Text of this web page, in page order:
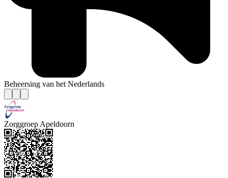
Beheersing van het Nederlands
Zorggroep Apeldoorn